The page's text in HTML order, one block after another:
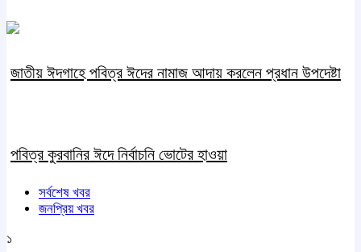
জাতীয় ঈদগাহে পবিত্র ঈদের নামাজ আদায় করলেন প্রধান উপদেষ্টা
পবিত্র কুরবানির ঈদে নির্বাচনি ভোটের হাওয়া
সর্বশেষ খবর
জনপ্রিয় খবর
১